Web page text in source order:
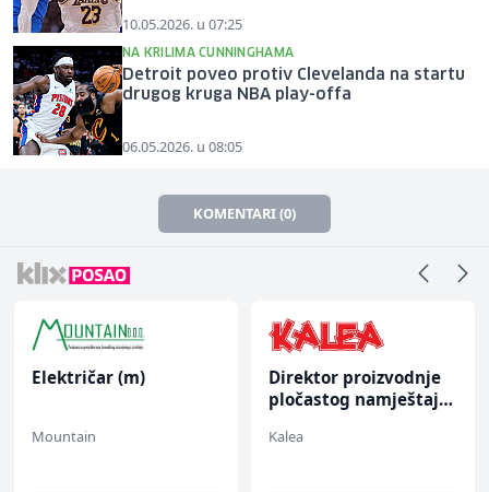
10.05.2026. u 07:25
NA KRILIMA CUNNINGHAMA
Detroit poveo protiv Clevelanda na startu
drugog kruga NBA play-offa
06.05.2026. u 08:05
KOMENTARI (0)
Direktor proizvodnje
Kalea
Građevinski inženjer
(m/ž)
MC-Stella